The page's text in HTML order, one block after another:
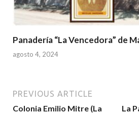
Panadería “La Vencedora” de
agosto 4, 2024
PREVIOUS ARTICLE
Colonia Emilio Mitre (La
La